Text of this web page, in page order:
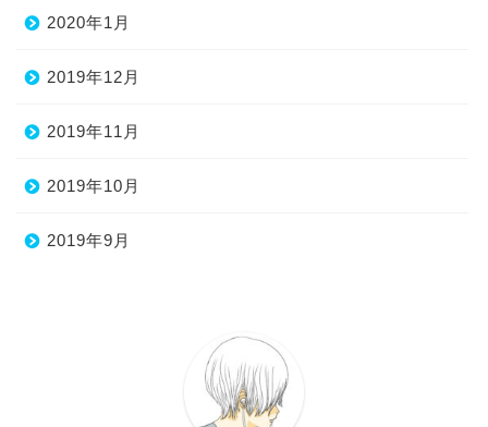
2020年1月
2019年12月
2019年11月
2019年10月
2019年9月